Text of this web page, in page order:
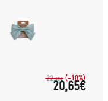
22,95€ (-10%)
20,65€